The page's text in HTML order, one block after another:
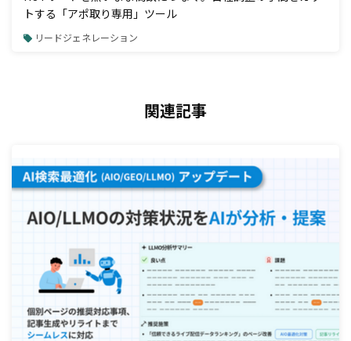
トする「アポ取り専用」ツール
リードジェネレーション
関連記事